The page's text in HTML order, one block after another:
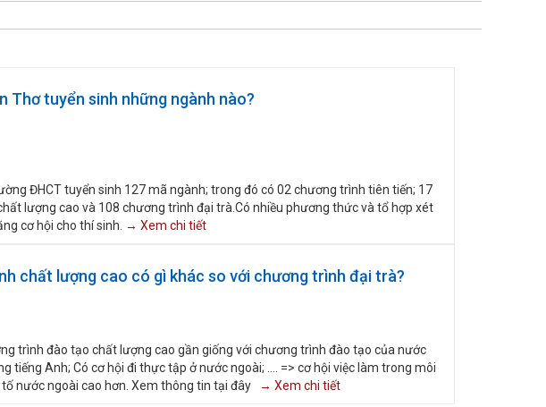
Thơ tuyển sinh những ngành nào?
ĐHCT tuyển sinh 127 mã ngành; trong đó có 02 chương trình tiên tiến; 17
lượng cao và 108 chương trình đại trà.Có nhiều phương thức và tổ hợp xét
cơ hội cho thí sinh. → Xem chi tiết
chất lượng cao có gì khác so với chương trình đại trà?
trình đào tạo chất lượng cao gần giống với chương trình đào tạo của nước
tiếng Anh; Có cơ hội đi thực tập ở nước ngoài; .... => cơ hội việc làm trong môi
nước ngoài cao hơn. Xem thông tin tại đây
→ Xem chi tiết